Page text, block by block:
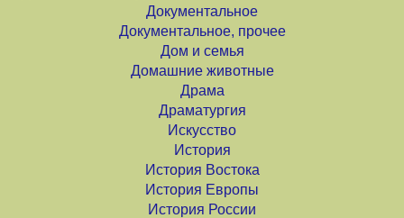
Документальное
Документальное, прочее
Дом и семья
Домашние животные
Драма
Драматургия
Искусство
История
История Востока
История Европы
История России